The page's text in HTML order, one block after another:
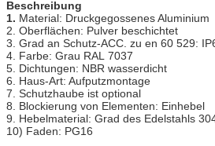
Beschreibung
1. Material: Druckgegossenes Aluminium
2. Oberflächen: Pulver beschichtet
3. Grad an Schutz-ACC. zu en 60 529:
4. Farbe: Grau RAL 7037
5. Dichtungen: NBR wasserdicht
6. Haus-Art: Aufputzmontage
7. Schutzhaube ist optional
8. Blockierung von Elementen: Einhebel
9. Hebelmaterial: Grad des Edelstahls
10) Faden: PG16